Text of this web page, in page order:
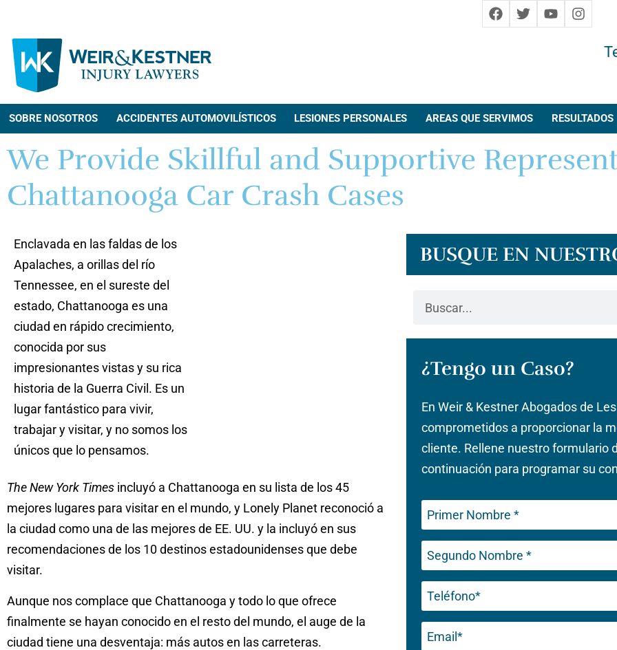
SOBRE NOSOTROS ACCIDENTES AUTOMOVILÍSTICOS LESIONES PERSONALES AREAS QUE SERVIMOS RESULTADOS
We Provide Skillful and Supportive
Chattanooga Car Crash Cases
Enclavada en las faldas de los
Apalaches, a orillas del río
Tennessee, en el sureste del
estado, Chattanooga es una
ciudad en rápido crecimiento,
conocida por sus
impresionantes vistas y su rica
historia de la Guerra Civil. Es un
lugar fantástico para vivir,
trabajar y visitar, y no somos los
únicos que lo pensamos.
The New York Times incluyó a Chattanooga en su lista de los 45
mejores lugares para visitar en el mundo, y Lonely Planet reconoció a
la ciudad como una de las mejores de EE. UU. y la incluyó en sus
recomendaciones de los 10 destinos estadounidenses que debe
visitar.
Aunque nos complace que Chattanooga y todo lo que ofrece
finalmente se hayan conocido en el resto del mundo, el auge de la
ciudad tiene una desventaja: más autos en las carreteras.
BUSQUE EN
¿Tengo un Caso?
En Weir & Kestner Abogados de
comprometidos a proporcionar la
cliente. Rellene nuestro formulario
continuación para programar su
Phone
(Obligatorio)
Email
(Obligatorio)